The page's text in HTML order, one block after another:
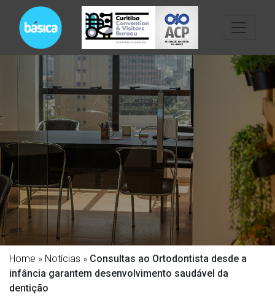
Home » Notícias » Consultas ao Ortodontista desde a
infância garantem desenvolvimento saudável da
dentição